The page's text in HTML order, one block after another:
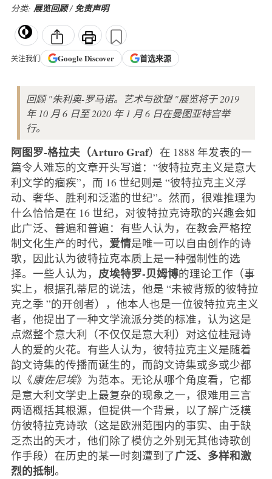
分类: 展览回顾/免责声明
关注我们 GoogleDiscover 首选来源
回顾 "朱利奥-罗马诺。艺术与欲望 "展览将于 2019
年 10 月 6 日至 2020 年 1 月 6 日在曼图亚特宫举
行。
阿图罗-格拉夫（Arturo Graf）在 1888 年发表的一
篇令人难忘的文章开头写道：“彼特拉克主义是意大
利文学的痼疾”，而 16 世纪则是 “彼特拉克主义浮
动、奢华、胜利和泛滥的世纪”。然而，很难推理为
什么恰恰是在 16 世纪，对彼特拉克诗歌的兴趣会如
此广泛、普遍和普遍：有些人认为，在教会严格控
制文化生产的时代， 爱情是唯一可以自由创作的诗
歌，因此认为彼特拉克本质上是一种强制性的选
择。一些人认为， 皮埃特罗-贝姆博的理论工作（事
实上，根据孔蒂尼的说法，他是 “未被背叛的彼特拉
克之季 ”的开创者），他本人也是一位彼特拉克主义
者，他提出了一种文学流派分类的标准，认为这是
点燃整个意大利（不仅仅是意大利）对这位桂冠诗
人的爱的火花。有些人认为，彼特拉克主义是随着
韵文诗集的传播而诞生的，而韵文诗集或多或少都
以《康佐尼埃》为范本。无论从哪个角度看，它都
是意大利文学史上最复杂的现象之一，很难用三言
两语概括其根源，但提供一个背景，以了解广泛模
仿彼特拉克诗歌（这是欧洲范围内的事实、由于缺
乏杰出的天才，他们除了模仿之外别无其他诗歌创
作手段）在历史的某一时刻遭到了广泛、多样和激
烈的抵制。